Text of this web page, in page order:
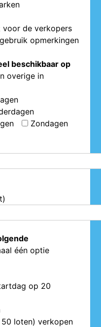
voor de verkopers
opmerkingen
beschikbaar op
overige in
Zondagen
één optie
op 20
loten) verkopen